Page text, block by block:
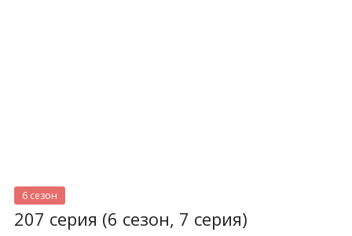
6 сезон
207 серия (6 сезон, 7 серия)